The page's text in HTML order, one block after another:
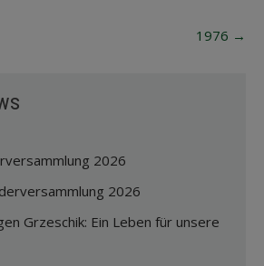
1976 →
2026
2026
Grzeschik: Ein Leben für unsere